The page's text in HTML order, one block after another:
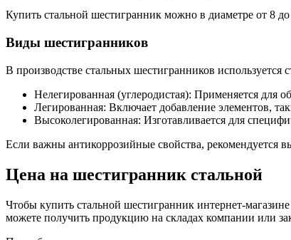
Купить стальной шестигранник можно в диаметре от 8
Виды шестигранников
В производстве стальных шестигранников используется
Нелегированная (углеродистая): Применяется для
Легированная: Включает добавление элементов,
Высоколегированная: Изготавливается для
Если важны антикоррозийные свойства, рекомендуется
Цена на шестигранник стальной
Чтобы купить стальной шестигранник интернет-
можете получить продукцию на складах компании или